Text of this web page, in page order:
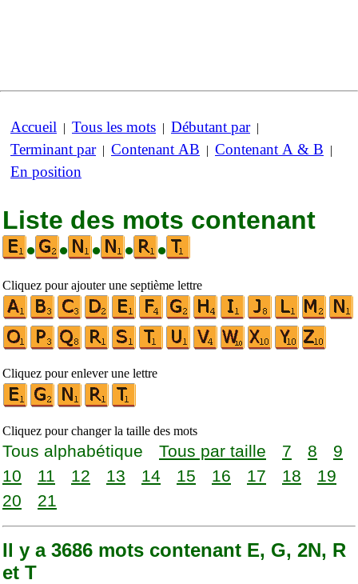
Accueil | Tous les mots | Débutant par|
Terminant par| Contenant AB | Contenant A & B |
En position
Liste des mots contenant
•
• • • •
Cliquez pour ajouter une septième lettre
Cliquez pour enlever une lettre
Cliquez pour changer la taille des mots
Tous alphabétique Tous par taille 7 8
9
10
11 12 13 14 15 16 17 18
19
20
21
Il y a 3686 mots contenant E, G, 2N, R
et T